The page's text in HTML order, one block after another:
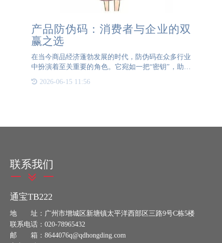
产品防伪码：消费者与企业的双
赢之选
在当今商品经济蓬勃发展的时代，防伪码在众多行业
中扮演着至关重要的角色。它宛如一把“密钥”，助力
消费者精准判断所购产品是否为正品。过去，防伪方
式较为传统和繁琐，给消费者带来诸多不便。但随着
2026-06-15 11:56
联系我们
通宝TB222
地 址：广州市增城区新塘镇太平洋西部区三路9号C栋5楼
联系电话：020-78965432
邮 箱：8644076q@qdhongding.com